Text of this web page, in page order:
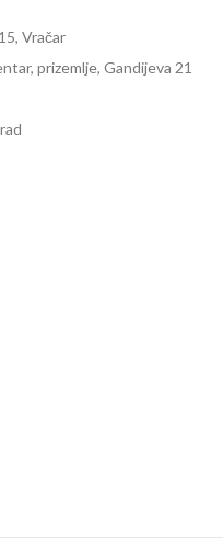
Vračar
prizemlje, Gandijeva 21